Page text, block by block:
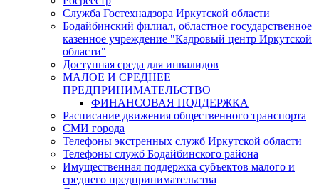
Служба Гостехнадзора Иркутской области
Бодайбинский филиал, областное государственное
казенное учреждение "Кадровый центр Иркутской
области"
Доступная среда для инвалидов
МАЛОЕ И СРЕДНЕЕ
ПРЕДПРИНИМАТЕЛЬСТВО
ФИНАНСОВАЯ ПОДДЕРЖКА
Расписание движения общественного транспорта
СМИ города
Телефоны экстренных служб Иркутской области
Телефоны служб Бодайбинского района
Имущественная поддержка субъектов малого и
среднего предпринимательства